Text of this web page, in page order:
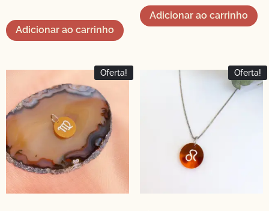
Adicionar ao carrinho
Adicionar ao carrinho
Oferta! Oferta!